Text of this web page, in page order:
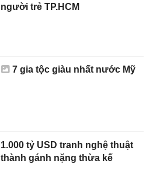
người trẻ TP.HCM
7 gia tộc giàu nhất nước Mỹ
1.000 tỷ USD tranh nghệ thuật
thành gánh nặng thừa kế